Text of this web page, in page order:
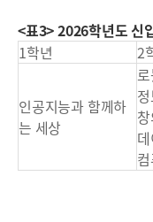
<표3> 2026학년도 신
1학년
2
인공지능과 함께하
는 세상